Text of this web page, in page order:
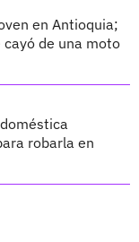
en Antioquia;
cayó de una moto
robarla en